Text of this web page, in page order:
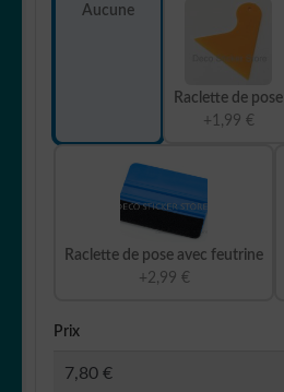
Aucune
Raclette de pose
+1,99 €
Raclette de pose avec feutrine
+2,99 €
Prix